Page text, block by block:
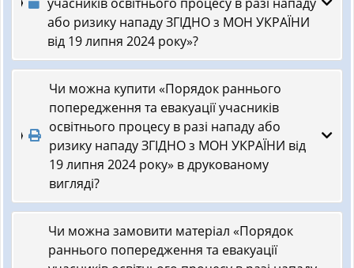
або ризику нападу ЗГІДНО з МОН УКРАЇНИ
від 19 липня 2024 року»?
Чи можна купити «Порядок раннього
попередження та евакуації учасників
освітнього процесу в разі нападу або
ризику нападу ЗГІДНО з МОН УКРАЇНИ від
19 липня 2024 року» в друкованому
вигляді?
Чи можна замовити матеріал «Порядок
раннього попередження та евакуації